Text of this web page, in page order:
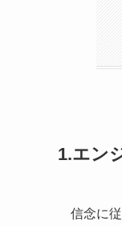
1.エン
信念に